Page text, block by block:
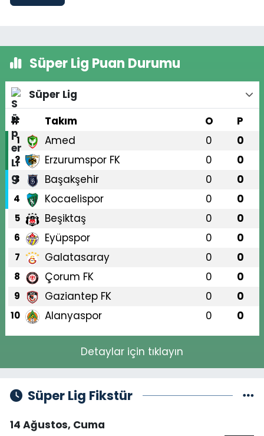
Süper Lig Puan Durumu
Süper Lig
#
Takım O P
1 Amed 0 0
2 Erzurumspor FK 0 0
3 Başakşehir 0 0
4 Kocaelispor 0 0
5 Beşiktaş 0 0
6 Eyüpspor 0 0
7 Galatasaray 0 0
8 Çorum FK 0 0
9 Gaziantep FK 0 0
10 Alanyaspor 0 0
Detaylar için tıklayın
Süper Lig Fikstür
14 Ağustos, Cuma